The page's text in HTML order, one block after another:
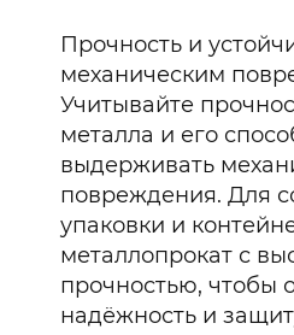
Прочность и
механическим
Учитывайте
металла и его
выдерживать
повреждения. Для
упаковки и
металлопрокат с
прочностью, чтобы
надёжность и